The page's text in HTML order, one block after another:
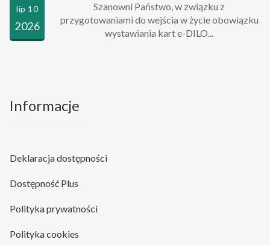
lip 10
2026
Szanowni Państwo, w związku z
przygotowaniami do wejścia w życie obowiązku
wystawiania kart e-DILO...
Informacje
Deklaracja dostępności
Dostępność Plus
Polityka prywatności
Polityka cookies